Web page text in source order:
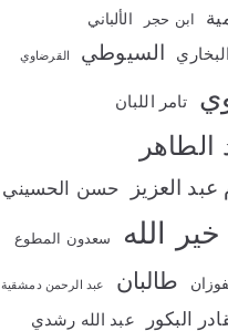
ابن حجر الألباني
السيوطي القرضاوي
تامر اللبان
الطاهر
العزيز حسن الحسيني
الله سعدون المطوع
طالبان عبد الرحمن دمشقية
البكور عبد الله رشدي